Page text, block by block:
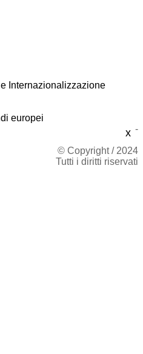
x
Internazionalizzazione
-
© Copyright / 2024
Tutti i diritti riservati